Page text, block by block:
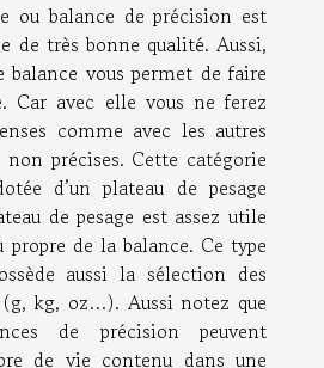
ou balance de précision est
de très bonne qualité. Aussi,
balance vous permet de faire
Car avec elle vous ne ferez
comme avec les autres
non précises. Cette catégorie
d’un plateau de pesage
de pesage est assez utile
de la balance. Ce type
aussi la sélection des
kg, oz…). Aussi notez que
de précision peuvent
de vie contenu dans une